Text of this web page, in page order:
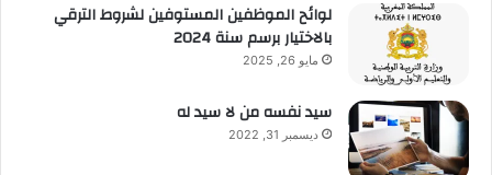
لوائح الموظفين المستوفين لشروط الترقي
بالاختيار برسم سنة 2024
مايو 26, 2025
سيد نفسه من لا سيد له
ديسمبر 31, 2022